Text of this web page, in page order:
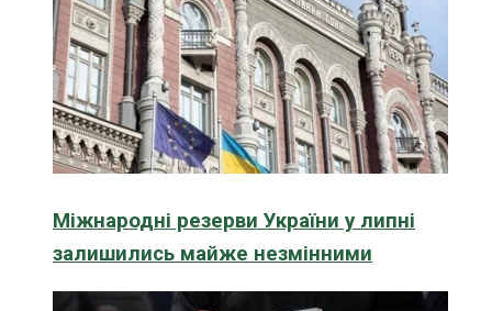
Міжнародні резерви України у липні
залишились майже незмінними